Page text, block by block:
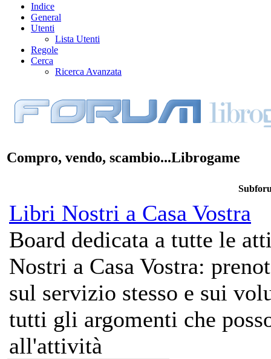
Indice
General
Utenti
Lista Utenti
Regole
Cerca
Ricerca Avanzata
Compro, vendo, scambio...Librogame
Libri Nostri a Casa Vostra
Board dedicata a tutte le
Nostri a Casa Vostra:
sul servizio stesso e sui
tutti gli argomenti che
all'attività